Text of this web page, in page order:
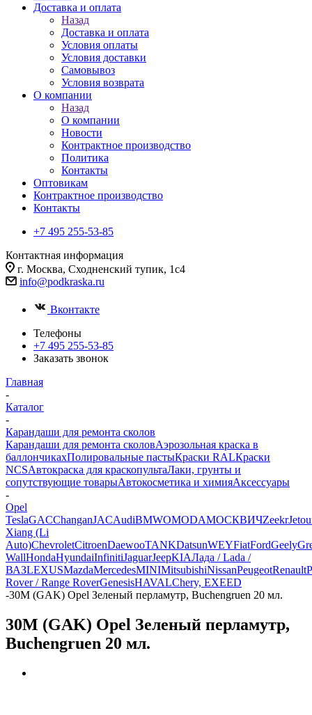
Доставка и оплата
Назад
Доставка и оплата
Условия оплаты
Условия доставки
Самовывоз
Условия возврата
О компании
Назад
О компании
Новости
Контрактное производство
Политика
Контакты
Оптовикам
Контрактное производство
Контакты
+7 495 255-53-85
Контактная информация
г. Москва, Сходненский тупик, 1с4
info@podkraska.ru
Вконтакте
Телефоны
+7 495 255-53-85
Заказать звонок
Главная
-
Каталог
-
Карандаши для ремонта сколов
Карандаши для ремонта сколовАэрозольная краска в
баллончикахПолировальные пастыКраски RALКраски
NCSАвтокраска для краскопультаЛаки, грунты и
сопутствующие товарыАвтокосметика и химияАксессуары
-
Opel
TeslaGACChanganJACAudiBMWOMODAМОСКВИЧZeekr
Xiang (Li
Auto)ChevroletCitroenDaewooTANKDatsunWEYFiatFordGeely
WallHondaHyundaiInfinitiJaguarJeepKIAЛада / Lada /
ВАЗLEXUSMazdaMercedesMINIMitsubishiNissanPeugeotRenault
Rover / Range RoverGenesisHAVALChery, EXEED
-30M (GAK) Opel Зеленый перламутр, Buchengruen 20 мл.
30M (GAK) Opel Зеленый перламутр,
Buchengruen 20 мл.